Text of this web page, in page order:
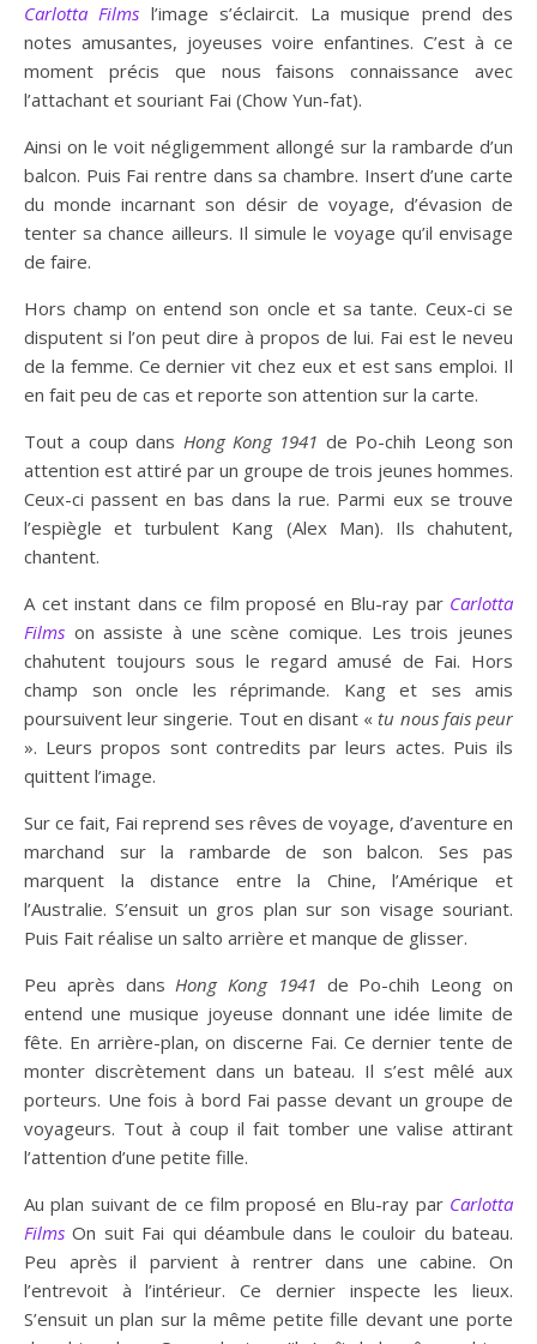
Carlotta Films l’image s’éclaircit. La musique prend des
notes amusantes, joyeuses voire enfantines. C’est à ce
moment précis que nous faisons connaissance avec
l’attachant et souriant Fai (Chow Yun-fat).
Ainsi on le voit négligemment allongé sur la rambarde d’un
balcon. Puis Fai rentre dans sa chambre. Insert d’une carte
du monde incarnant son désir de voyage, d’évasion de
tenter sa chance ailleurs. Il simule le voyage qu’il envisage
de faire.
Hors champ on entend son oncle et sa tante. Ceux-ci se
disputent si l’on peut dire à propos de lui. Fai est le neveu
de la femme. Ce dernier vit chez eux et est sans emploi. Il
en fait peu de cas et reporte son attention sur la carte.
Tout a coup dans Hong Kong 1941 de Po-chih Leong son
attention est attiré par un groupe de trois jeunes hommes.
Ceux-ci passent en bas dans la rue. Parmi eux se trouve
l’espiègle et turbulent Kang (Alex Man). Ils chahutent,
chantent.
A cet instant dans ce film proposé en Blu-ray par Carlotta
Films on assiste à une scène comique. Les trois jeunes
chahutent toujours sous le regard amusé de Fai. Hors
champ son oncle les réprimande. Kang et ses amis
poursuivent leur singerie. Tout en disant « tu nous fais peur
». Leurs propos sont contredits par leurs actes. Puis ils
quittent l’image.
Sur ce fait, Fai reprend ses rêves de voyage, d’aventure en
marchand sur la rambarde de son balcon. Ses pas
marquent la distance entre la Chine, l’Amérique et
l’Australie. S’ensuit un gros plan sur son visage souriant.
Puis Fait réalise un salto arrière et manque de glisser.
Peu après dansHong Kong 1941 de Po-chih Leong on
entend une musique joyeuse donnant une idée limite de
fête. En arrière-plan, on discerne Fai. Ce dernier tente de
monter discrètement dans un bateau. Il s’est mêlé aux
porteurs. Une fois à bord Fai passe devant un groupe de
voyageurs. Tout à coup il fait tomber une valise attirant
l’attention d’une petite fille.
Au plan suivant de ce film proposé en Blu-ray par Carlotta
Films On suit Fai qui déambule dans le couloir du bateau.
Peu après il parvient à rentrer dans une cabine. On
l’entrevoit à l’intérieur. Ce dernier inspecte les lieux.
S’ensuit un plan sur la même petite fille devant une porte